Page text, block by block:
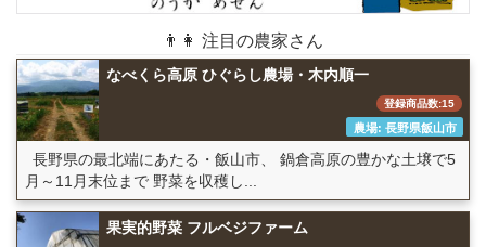
👨👩 注目の農家さん
なべくら高原 ひぐらし農場・木内順一
登録商品数:15
農場: 長野県飯山市
長野県の最北端にあたる・飯山市、 鍋倉高原の豊かな土壌で5
月～11月末位まで 野菜を収穫し...
果実的野菜 フルベジファーム